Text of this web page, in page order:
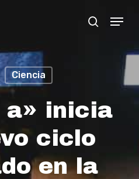
search
Menu
Ciencia
a» inicia
ciclo
en la
Menu